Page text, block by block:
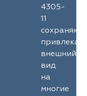
4305-
11
сохраняют
внешний
вид
на
многие